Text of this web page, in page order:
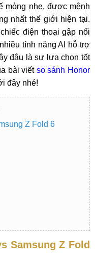
mỏng nhẹ, được mệnh
nhất thế giới hiện tại.
điện thoại gập nổi
tính năng AI hỗ trợ
đâu là sự lựa chọn tốt
bài viết so sánh Honor
đây nhé!
Z Fold 6
Samsung Z Fold